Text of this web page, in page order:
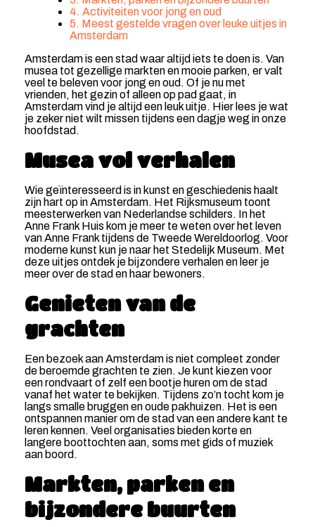
4. Activiteiten voor jong en oud
5. Meest gestelde vragen over leuke uitjes in
Amsterdam
Amsterdam is een stad waar altijd iets te doen is. Van
musea tot gezellige markten en mooie parken, er valt
veel te beleven voor jong en oud. Of je nu met
vrienden, het gezin of alleen op pad gaat, in
Amsterdam vind je altijd een leuk uitje. Hier lees je wat
je zeker niet wilt missen tijdens een dagje weg in onze
hoofdstad.
Musea vol verhalen
Wie geïnteresseerd is in kunst en geschiedenis haalt
zijn hart op in Amsterdam. Het Rijksmuseum toont
meesterwerken van Nederlandse schilders. In het
Anne Frank Huis kom je meer te weten over het leven
van Anne Frank tijdens de Tweede Wereldoorlog. Voor
moderne kunst kun je naar het Stedelijk Museum. Met
deze uitjes ontdek je bijzondere verhalen en leer je
meer over de stad en haar bewoners.
Genieten van de
grachten
Een bezoek aan Amsterdam is niet compleet zonder
de beroemde grachten te zien. Je kunt kiezen voor
een rondvaart of zelf een bootje huren om de stad
vanaf het water te bekijken. Tijdens zo’n tocht kom je
langs smalle bruggen en oude pakhuizen. Het is een
ontspannen manier om de stad van een andere kant te
leren kennen. Veel organisaties bieden korte en
langere boottochten aan, soms met gids of muziek
aan boord.
Markten, parken en
bijzondere buurten